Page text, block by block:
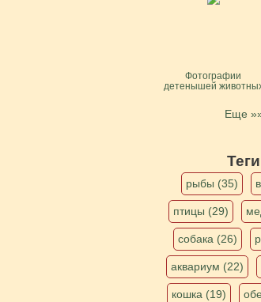
Фотографии
детенышей
Еще
Теги
рыбы (35)
птицы (29)
собака (26)
аквариум (22)
кошка (19)